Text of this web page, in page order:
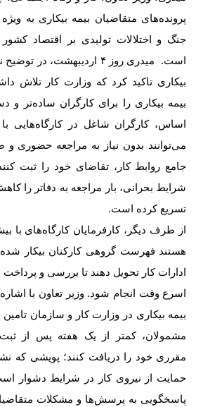
پرونده‌های متقاضیان بیمه بیکاری به
جنگ و اختلالات تولیدی بر اقتصاد کشور
است. میدری روز ۴ اردیبهشت،
بیکاری تاکید کرد که وزارت کار تلاش
بیمه بیکاری را برای کارگران ساده‌تر و
اساس، کارگران شاغل در کارگاه‌هایی
می‌توانند بدون نیاز به مراجعه حضوری و
جامع روابط کار، تقاضای خود را ثبت
شرایط بحرانی، بار مراجعه به دفاتر را
تسریع کرده است.
از طرف دیگر، کارفرمایان کارگاه‌های با
هستند فهرست گروهی کارکنان بیکار
ادارات کار تحویل دهند تا بررسی و
اسرع وقت انجام شود. وزیر تعاون با
بیمه بیکاری در وزارت کار و سازمان
مشمولان، کمتر از یک هفته پس از
مقرری خود را دریافت کنند؛ پویشی که
حمایت از نیروی کار در شرایط دشوار
پاسخگویی به پرسش‌ها و مشکلات